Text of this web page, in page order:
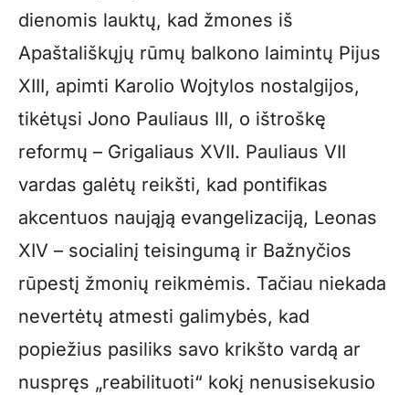
dienomis lauktų, kad žmones iš
Apaštališkųjų rūmų balkono laimintų Pijus
XIII, apimti Karolio Wojtylos nostalgijos,
tikėtųsi Jono Pauliaus III, o ištroškę
reformų – Grigaliaus XVII. Pauliaus VII
vardas galėtų reikšti, kad pontifikas
akcentuos naująją evangelizaciją, Leonas
XIV – socialinį teisingumą ir Bažnyčios
rūpestį žmonių reikmėmis. Tačiau niekada
nevertėtų atmesti galimybės, kad
popiežius pasiliks savo krikšto vardą ar
nuspręs „reabilituoti“ kokį nenusisekusio